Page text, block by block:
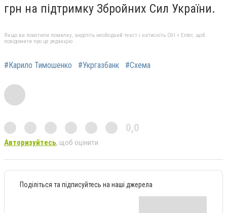
грн на підтримку Збройних Сил України.
Якщо ви помітили помилку, виділіть необхідний текст і натисніть Ctrl + Enter, щоб
повідомити про це редакцію
#Карило Тимошенко #Укргазбанк #Схема
0,0
Авторизуйтесь, щоб оцінити
Поділіться та підписуйтесь на наші джерела